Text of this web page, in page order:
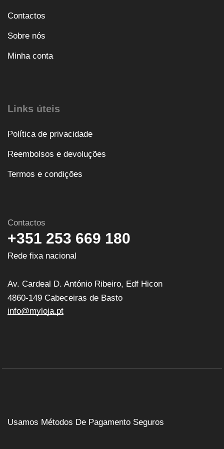
Contactos
Sobre nós
Minha conta
Links úteis
Política de privacidade
Reembolsos e devoluções
Termos e condições
Contactos
+351 253 669 180
Rede fixa nacional
Av. Cardeal D. António Ribeiro, Edf Hicon
4860-149 Cabeceiras de Basto
info@myloja.pt
Usamos Métodos De Pagamento Seguros